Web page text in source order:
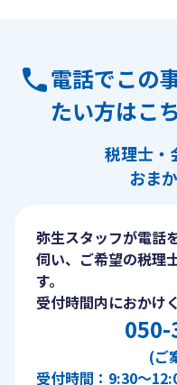
電話でこの
たい方はこ
税理士・
おま
弥生スタッフが電話
伺い、ご希望の税理
す。
受付時間内におかけ
(ご
受付時間：9:30〜